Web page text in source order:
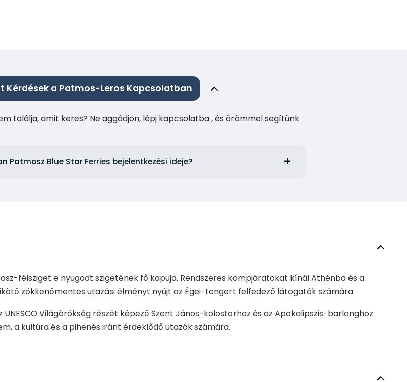
Kérdések a Patmos-Leros Kapcsolatban
találja, amit keres? Ne aggódjon, lépj kapcsolatba , és örömmel segítünk
Patmosz Blue Star Ferries bejelentkezési ideje?
félsziget e nyugodt szigetének fő kapuja. Rendszeres kompjáratokat kínál Athénba és a
zökkenőmentes utazási élményt nyújt az Égei-tengert felfedező látogatók számára.
Világörökség részét képező Szent János-kolostorhoz és az Apokalipszis-barlanghoz
a kultúra és a pihenés iránt érdeklődő utazók számára.